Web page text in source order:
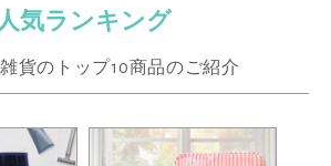
人気ランキング
貨のトップ10商品のご紹介